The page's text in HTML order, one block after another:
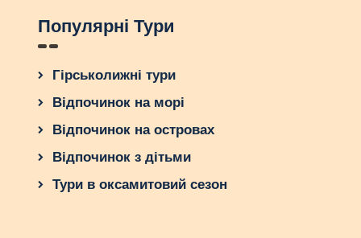
Популярні Тури
Гірськолижні тури
Відпочинок на морі
Відпочинок на островах
Відпочинок з дітьми
Тури в оксамитовий сезон